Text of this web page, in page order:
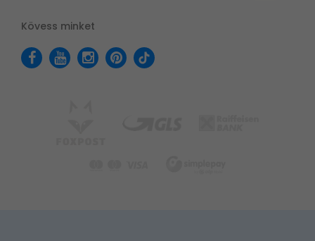
Kövess minket